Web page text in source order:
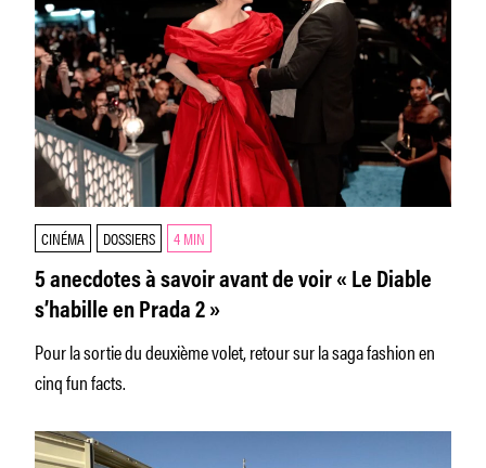
CINÉMA DOSSIERS 4 MIN
5 anecdotes à savoir avant de voir « Le Diable
s’habille en Prada 2 »
Pour la sortie du deuxième volet, retour sur la saga fashion en
cinq fun facts.